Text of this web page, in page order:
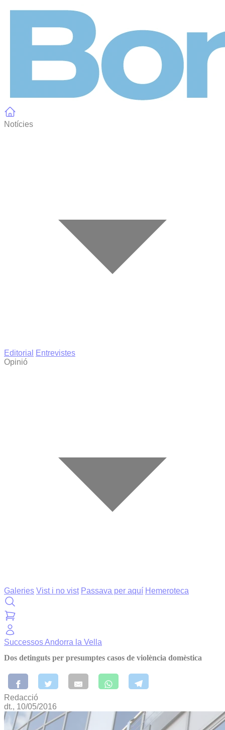
Notícies
Editorial
Entrevistes
Opinió
Galeries Vist i no vist Passava per aquí Hemeroteca
SuccessosAndorra la Vella
Dos detinguts per presumptes casos de violència domèstica
Redacció
dt., 10/05/2016